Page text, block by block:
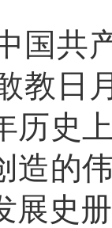
共产
教日
历史
造的
展史